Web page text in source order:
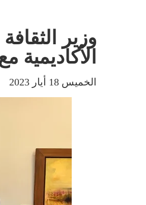
وزير
الأكاديمية
الخميس 18 أيار 2023